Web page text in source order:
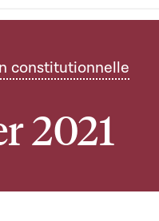
constitutionnelle
2021